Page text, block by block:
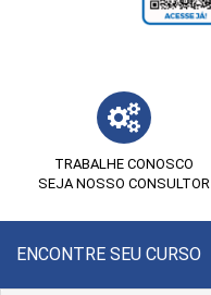
TRABALHE CONOSCO
SEJA NOSSO CONSULTOR
ENCONTRE SEU CURSO